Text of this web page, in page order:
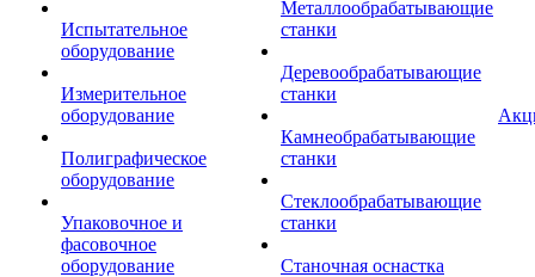
Испытательное
оборудование
Измерительное
оборудование
Полиграфическое
оборудование
Упаковочное и
фасовочное
оборудование
Металлообрабатывающие
станки
Деревообрабатывающие
станки
Камнеобрабатывающие
станки
Стеклообрабатывающие
станки
Станочная оснастка